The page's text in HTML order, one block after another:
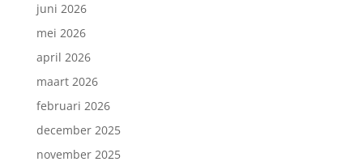
juni 2026
mei 2026
april 2026
maart 2026
februari 2026
december 2025
november 2025